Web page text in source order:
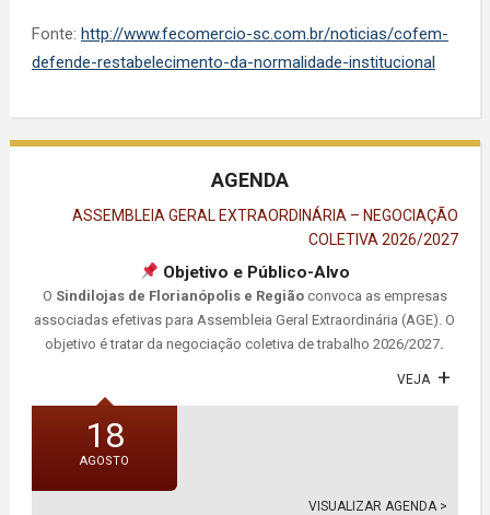
Fonte: http://www.fecomercio-sc.com.br/noticias/cofem-
defende-restabelecimento-da-normalidade-institucional
AGENDA
ASSEMBLEIA GERAL EXTRAORDINÁRIA – NEGOCIAÇÃO
COLETIVA 2026/2027
Objetivo e Público-Alvo
O Sindilojas de Florianópolis e Regiãoconvoca as empresas
associadas efetivas para Assembleia Geral Extraordinária (AGE). O
objetivo é tratar da negociação coletiva de trabalho 2026/2027.
VEJA
18
AGOSTO
VISUALIZAR AGENDA >